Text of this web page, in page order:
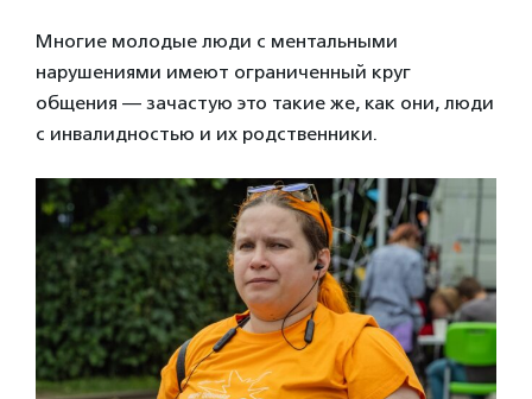
Многие молодые люди с ментальными
нарушениями имеют ограниченный круг
общения — зачастую это такие же, как они, люди
с инвалидностью и их родственники.